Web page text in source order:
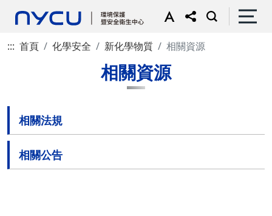
::: 首頁 化學安全 新化學物質 相關資源
相關資源
相關法規
相關公告